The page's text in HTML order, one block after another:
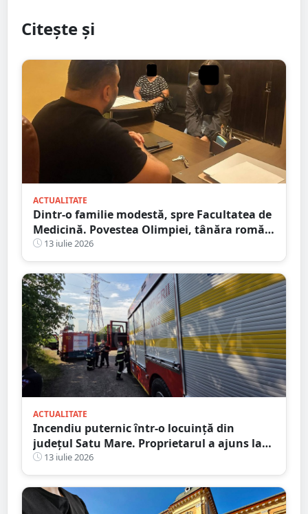
Citește și
ACTUALITATE
Dintr-o familie modestă, spre Facultatea de
Medicină. Povestea Olimpiei, tânăra romă
care refuză să lase sărăcia să-i decidă
viitorul
13 iulie 2026
ACTUALITATE
Incendiu puternic într-o locuință din
județul Satu Mare. Proprietarul a ajuns la
spital după ce a inhalat fum
13 iulie 2026